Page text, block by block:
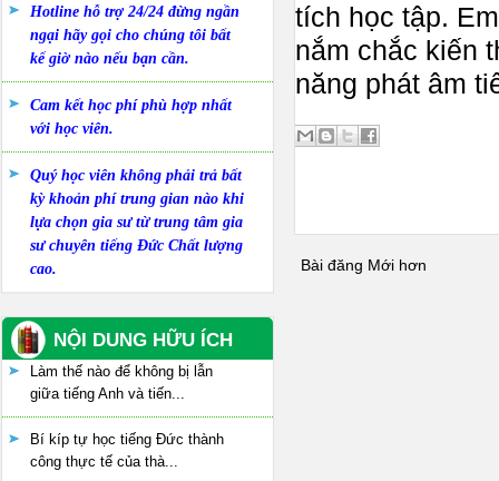
tích học tập.
nắm chắc kiến
năng phát âm
Bài đăng Mới hơn
Hotline hỗ trợ 24/24 đừng ngần
ngại hãy gọi cho chúng tôi bất
kể giờ nào nếu bạn cần.
Cam kết học phí phù hợp nhất
với học viên.
Quý học viên không phải trả bất
kỳ khoản phí trung gian nào khi
lựa chọn gia sư từ trung tâm gia
sư chuyên tiếng Đức Chất lượng
cao.
NỘI DUNG HỮU ÍCH
Làm thế nào để không bị lẫn
giữa tiếng Anh và tiến...
Bí kíp tự học tiếng Đức thành
công thực tế của thà...